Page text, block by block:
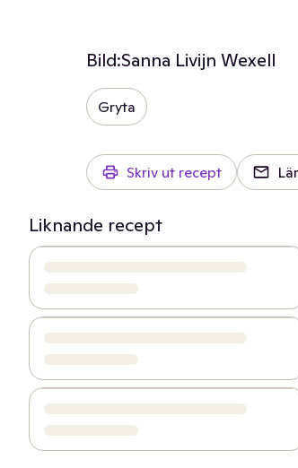
Bild:Sanna Livijn Wexell
Gryta
Skriv ut recept
Liknande recept